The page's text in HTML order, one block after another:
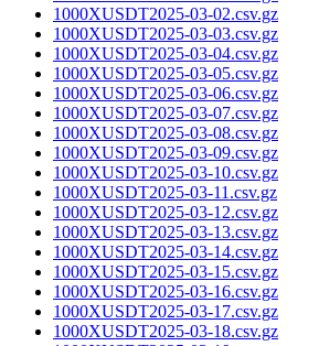
1000XUSDT2025-03-02.csv.gz
1000XUSDT2025-03-03.csv.gz
1000XUSDT2025-03-04.csv.gz
1000XUSDT2025-03-05.csv.gz
1000XUSDT2025-03-06.csv.gz
1000XUSDT2025-03-07.csv.gz
1000XUSDT2025-03-08.csv.gz
1000XUSDT2025-03-09.csv.gz
1000XUSDT2025-03-10.csv.gz
1000XUSDT2025-03-11.csv.gz
1000XUSDT2025-03-12.csv.gz
1000XUSDT2025-03-13.csv.gz
1000XUSDT2025-03-14.csv.gz
1000XUSDT2025-03-15.csv.gz
1000XUSDT2025-03-16.csv.gz
1000XUSDT2025-03-17.csv.gz
1000XUSDT2025-03-18.csv.gz